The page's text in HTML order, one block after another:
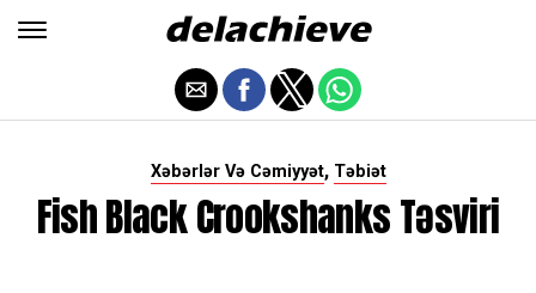
Xəbərlər Və Cəmiyyət, Təbiət
Fish Black Crookshanks Təsviri